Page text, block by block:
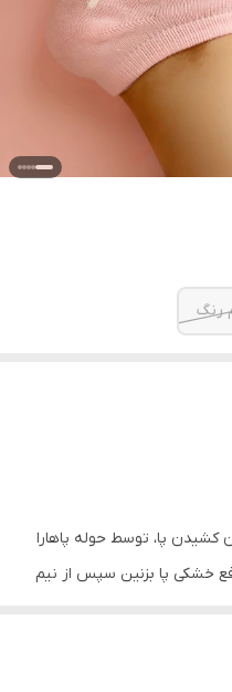
رنگ
پا، توسط حوله پاهارا
خشکی پا بزنین سپس از نیم